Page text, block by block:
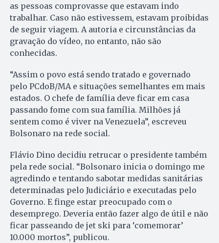
as pessoas comprovasse que estavam indo
trabalhar. Caso não estivessem, estavam proibidas
de seguir viagem. A autoria e circunstâncias da
gravação do vídeo, no entanto, não são
conhecidas.
“Assim o povo está sendo tratado e governado
pelo PCdoB/MA e situações semelhantes em mais
estados. O chefe de família deve ficar em casa
passando fome com sua família. Milhões já
sentem como é viver na Venezuela”, escreveu
Bolsonaro na rede social.
Flávio Dino decidiu retrucar o presidente também
pela rede social. “Bolsonaro inicia o domingo me
agredindo e tentando sabotar medidas sanitárias
determinadas pelo Judiciário e executadas pelo
Governo. E finge estar preocupado com o
desemprego. Deveria então fazer algo de útil e não
ficar passeando de jet ski para ‘comemorar’
10.000 mortos”, publicou.